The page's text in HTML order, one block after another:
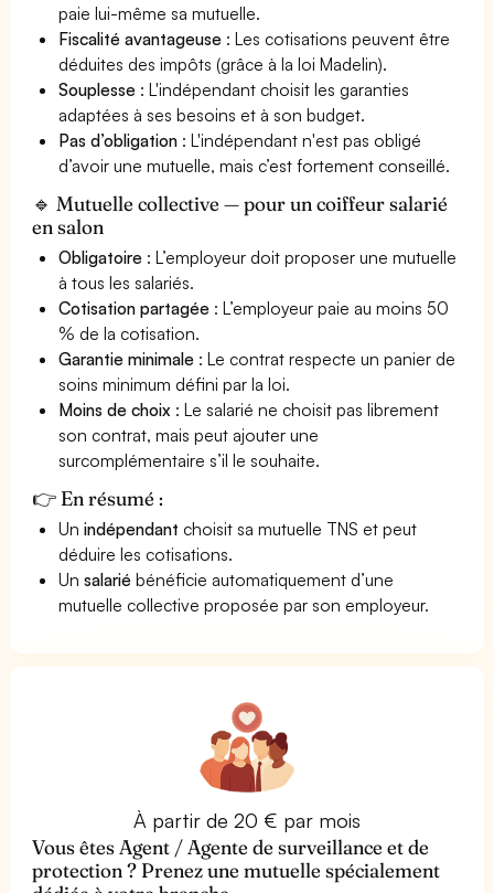
paie lui-même sa mutuelle.
Fiscalité avantageuse : Les cotisations peuvent être
déduites des impôts (grâce à la loi Madelin).
Souplesse : L'indépendant choisit les garanties
adaptées à ses besoins et à son budget.
Pas d’obligation : L'indépendant n'est pas obligé
d’avoir une mutuelle, mais c’est fortement conseillé.
🔹 Mutuelle collective — pour un coiffeur salarié
en salon
Obligatoire : L’employeur doit proposer une mutuelle
à tous les salariés.
Cotisation partagée : L’employeur paie au moins 50
% de la cotisation.
Garantie minimale : Le contrat respecte un panier de
soins minimum défini par la loi.
Moins de choix : Le salarié ne choisit pas librement
son contrat, mais peut ajouter une
surcomplémentaire s’il le souhaite.
👉 En résumé :
Unindépendant choisit sa mutuelle TNS et peut
déduire les cotisations.
Unsalarié bénéficie automatiquement d’une
mutuelle collective proposée par son employeur.
À partir de 20 € par mois
Vous êtes Agent / Agente de surveillance et de
protection ? Prenez une mutuelle spécialement